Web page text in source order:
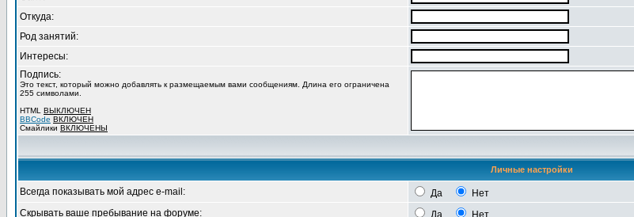
Откуда:
Род занятий:
Интересы:
Подпись:
Это текст, который можно добавлять к размещаемым вами сообщениям. Длина его ограничена
255 символами.
HTML ВЫКЛЮЧЕН
BBCode ВКЛЮЧЕН
Смайлики ВКЛЮЧЕНЫ
Личные настройки
Всегда показывать мой адрес e-mail: Да
Нет
Скрывать ваше пребывание на форуме:
Да
Нет